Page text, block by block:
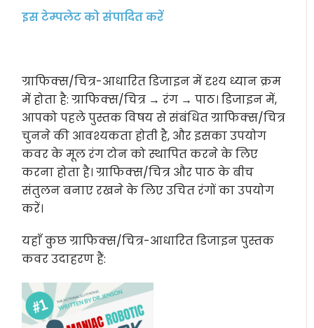
इस टेम्पलेट को संपादित करें
ग्राफिक्स/चित्र-आधारित डिजाइन में दृश्य ध्यान क्रम
में होता है: ग्राफिक्स/चित्र → रंग → पाठ। डिजाइन में,
आपको पहले पुस्तक विषय से संबंधित ग्राफिक्स/चित्र
चुनने की आवश्यकता होती है, और इसका उपयोग
कवर के मूल रंग टोन को स्थापित करने के लिए
करना होता है। ग्राफिक्स/चित्र और पाठ के बीच
संतुलन बनाए रखने के लिए उचित रंगों का उपयोग
करें।
यहाँ कुछ ग्राफिक्स/चित्र-आधारित डिजाइन पुस्तक
कवर उदाहरण हैं: